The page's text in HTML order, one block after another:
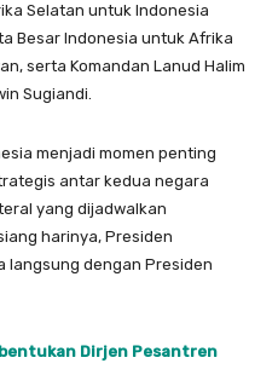
Selatan untuk Indonesia
Besar Indonesia untuk Afrika
serta Komandan Lanud Halim
Sugiandi.
menjadi momen penting
antar kedua negara
yang dijadwalkan
harinya, Presiden
langsung dengan Presiden
Dirjen Pesantren